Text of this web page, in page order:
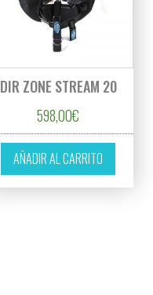
DIR ZONE STREAM 20
598,00€
AÑADIR AL CARRITO